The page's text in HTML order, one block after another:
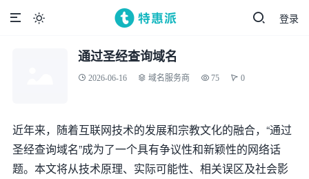
登录

通过圣经查询域名
2026-06-16 域名服务商 75 0
近年来，随着互联网技术的发展和宗教文化的融合，“通过
圣经查询域名”成为了一个具有争议性和新颖性的网络话
题。本文将从技术原理、实际可能性、相关误区及社会影